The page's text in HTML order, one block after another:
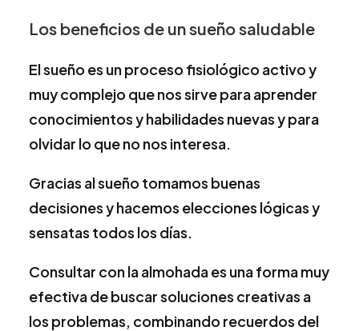
Los beneficios de un sueño saludable
El sueño es un proceso fisiológico activo y
muy complejo que nos sirve para aprender
conocimientos y habilidades nuevas y para
olvidar lo que no nos interesa.
Gracias al sueño tomamos buenas
decisiones y hacemos elecciones lógicas y
sensatas todos los días.
Consultar con la almohada es una forma muy
efectiva de buscar soluciones creativas a
los problemas, combinando recuerdos del